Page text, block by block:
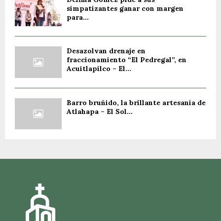
simpatizantes ganar con margen
para...
Desazolvan drenaje en
fraccionamiento “El Pedregal”, en
Acuitlapilco – El...
Barro bruñido, la brillante artesanía de
Atlahapa – El Sol...